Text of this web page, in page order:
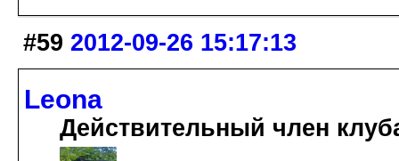
#59 2012-09-26 15:17:13
Leona
Действительный член